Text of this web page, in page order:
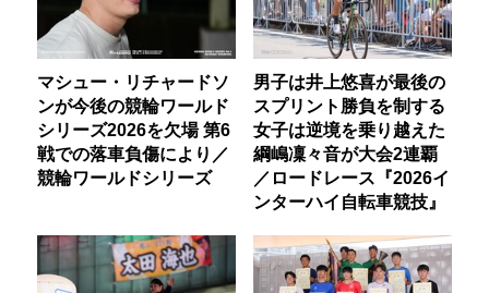
マシュー・リチャードソ
ンが今後の競輪ワールド
シリーズ2026を欠場 第6
戦での落車負傷により／
競輪ワールドシリーズ
男子は井上悠喜が最後の
スプリント勝負を制する
女子は逆境を乗り越えた
綱嶋凜々音が大会2連覇
／ロードレース『2026イ
ンターハイ自転車競技』